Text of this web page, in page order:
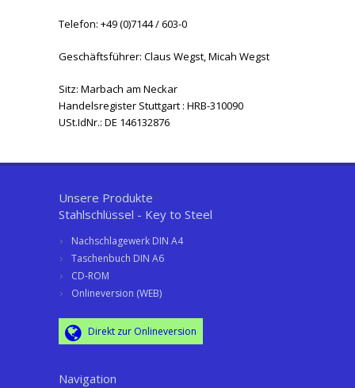
Telefon: +49 (0)7144 / 603-0
Geschäftsführer: Claus Wegst, Micah Wegst
Sitz: Marbach am Neckar
Handelsregister Stuttgart : HRB-310090
USt.IdNr.: DE 146132876
Unsere Produkte
Stahlschlüssel - Key to Steel
Nachschlagewerk DIN A4
Taschenbuch DIN A6
CD-ROM
Onlineversion (WEB)
Direkt zur Onlineversion
Navigation